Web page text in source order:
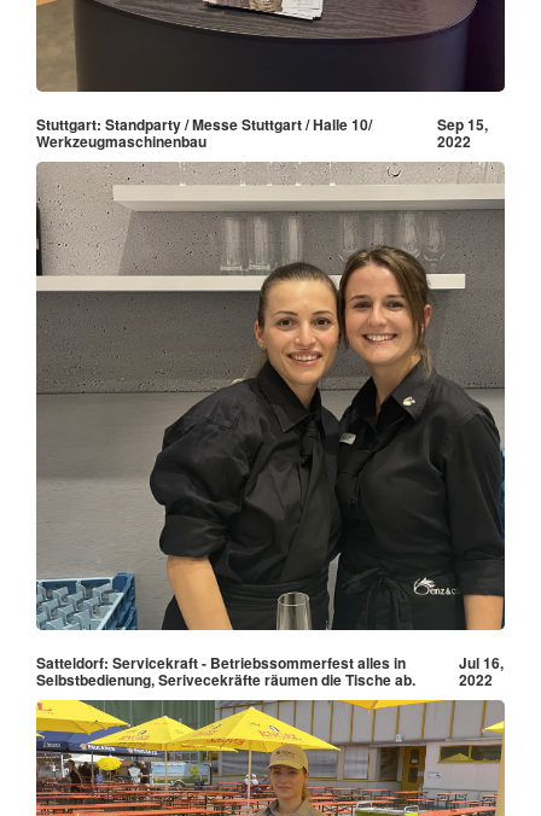
Stuttgart: Standparty / Messe Stuttgart / Halle 10/
Werkzeugmaschinenbau
Sep 15,
2022
Satteldorf: Servicekraft - Betriebssommerfest alles in
Selbstbedienung, Serivecekräfte räumen die Tische ab.
Jul 16,
2022